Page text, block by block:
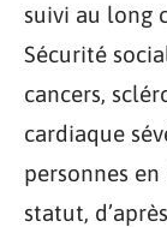
suivi au long
Sécurité
cancers,
cardiaque
personnes
statut,